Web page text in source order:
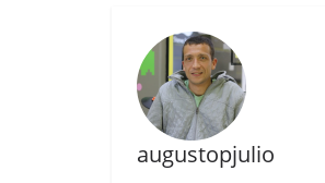
augustopjulio